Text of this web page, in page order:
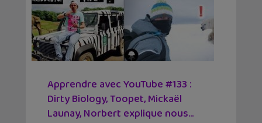
Apprendre avec YouTube #133 :
Dirty Biology, Toopet, Mickaël
Launay, Norbert explique nous...